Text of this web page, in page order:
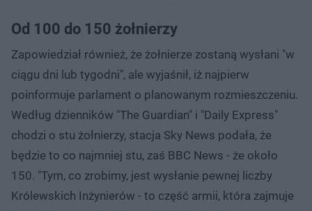
Od 100 do 150 żołnierzy
Zapowiedział również, że żołnierze zostaną wysłani "w
ciągu dni lub tygodni", ale wyjaśnił, iż najpierw
poinformuje parlament o planowanym rozmieszczeniu.
Według dzienników "The Guardian" i "Daily Express"
chodzi o stu żołnierzy, stacja Sky News podała, że
będzie to co najmniej stu, zaś BBC News - że około
150. "Tym, co zrobimy, jest wysłanie pewnej liczby
Królewskich Inżynierów - to część armii, która zajmuje